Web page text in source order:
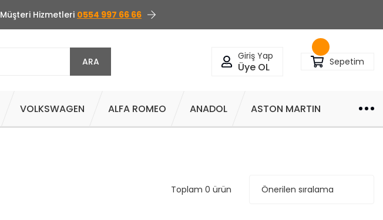
Müşteri Hizmetleri 0554 997 66 66
ARA Giriş Yap
Üye OL Sepetim
VOLKSWAGEN ALFA ROMEO ANADOL ASTON MARTIN
Toplam 0 ürün